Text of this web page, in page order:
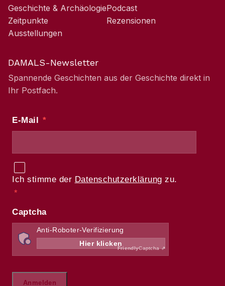
Geschichte & Archäologie
Zeitpunkte
Ausstellungen
Podcast
Rezensionen
DAMALS-Newsletter
Spannende Geschichten aus der Geschichte direkt in
Ihr Postfach.